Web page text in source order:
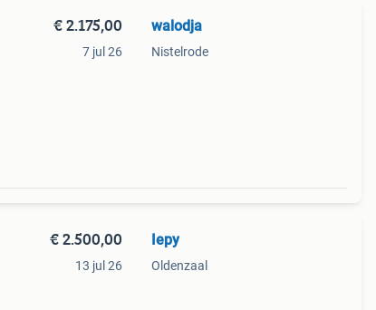
€ 2.175,00
7 jul 26
walodja
Nistelrode
€ 2.500,00
13 jul 26
Iepy
Oldenzaal